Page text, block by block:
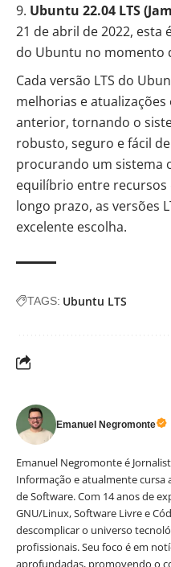
Ubuntu 22.04 LTS
21 de abril de 2022, esta
do Ubuntu no momento
Cada versão LTS do
melhorias e atualizações
anterior, tornando o
robusto, seguro e fácil
procurando um sistema
equilíbrio entre recursos
longo prazo, as versões
excelente escolha.
TAGS: Ubuntu LTS
Emanuel Negromonte
Emanuel Negromonte é
Informação e atualmente cursa
de Software. Com 14 anos de
GNU/Linux, Software Livre e
descomplicar o universo
profissionais. Seu foco é em
aprofundadas, promovendo o